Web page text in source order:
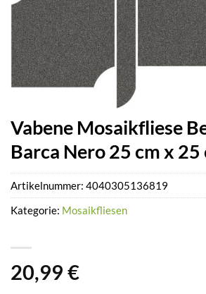
Vabene Mosaikfliese
Barca Nero 25 cm x 25
20,99 €
Artikelnummer: 4040305136819
Kategorie: Mosaikfliesen